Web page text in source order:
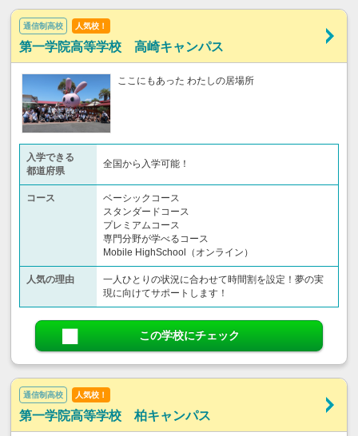
通信制高校 人気校！
第一学院高等学校 高崎キャンパス
ここにもあった わたしの居場所
入学できる
都道府県
全国から入学可能！
コース
ベーシックコース
スタンダードコース
プレミアムコース
専門分野が学べるコース
Mobile HighSchool（オンライン）
人気の理由
一人ひとりの状況に合わせて時間割を設定！夢の実
現に向けてサポートします！
この学校にチェック
通信制高校 人気校！
第一学院高等学校 柏キャンパス